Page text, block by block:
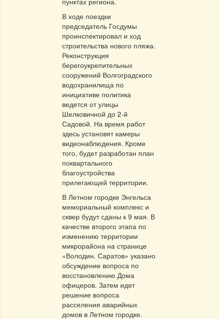
В ходе поездки
председатель Госдумы
проинспектировал и ход
строительства нового пляжа.
Реконструкция
берегоукрепительных
сооружений Волгоградского
водохранилища по
инициативе политика
ведется от улицы
Шелковичной до 2-й
Садовой. На время работ
здесь установят камеры
видеонаблюдения. Кроме
того, будет разработан план
поквартального
благоустройства
прилегающей территории.
В Летном городке Энгельса
мемориальный комплекс и
сквер будут сданы к 9 мая. В
качестве второго этапа по
изменению территории
микрорайона на странице
«Володин. Саратов» указано
обсуждение вопроса по
восстановлению Дома
офицеров. Затем идет
решение вопроса
расселения аварийных
домов в Летном городке.